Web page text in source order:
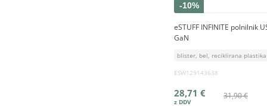
-10%
eSTUFF INFINITE polnilnik
GaN
blister, bel, reciklirana plastika
ESW129143638
31,90 €
28,71 €